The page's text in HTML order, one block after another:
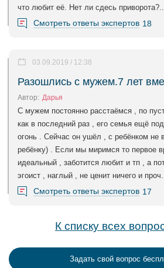
что любит её. Нет ли сдесь
Смотреть ответы экспертов 18
Разошлись с мужем.7 лет
03.09.2019 / 12:38
Автор: Дарья
С мужем постоянно расстаёмся , по
как в последний раз , его семья ещё
огонь . Сейчас он ушёл , с ребёнком не
ребёнку) . Если мы миримся то первое
идеальный , заботится любит и тп , а
эгоист , наглый , не ценит ничего и
Смотреть ответы экспертов 17
К списку всех
Задать свой вопрос